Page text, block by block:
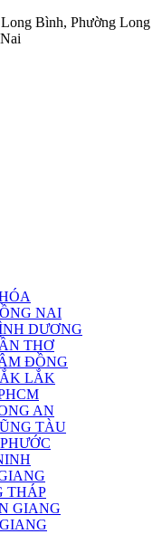
Bình, Phường Long
NAI
DƯƠNG
THƠ
ĐỒNG
LẮK
AN
TÀU
THÁP
GIANG